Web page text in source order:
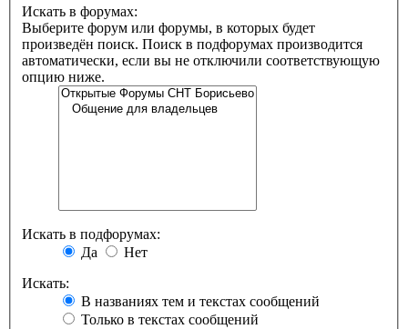
Искать в форумах:
Выберите форум или форумы, в которых будет
произведён поиск. Поиск в подфорумах производится
автоматически, если вы не отключили соответствующую
опцию ниже.
Искать в подфорумах:
Да
Нет
Искать:
В названиях тем и текстах сообщений
Только в текстах сообщений